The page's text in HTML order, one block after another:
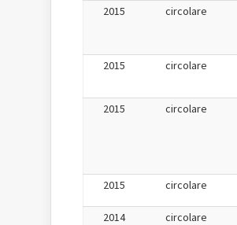
2015
circolare
2015
circolare
2015
circolare
2015
circolare
2014
circolare